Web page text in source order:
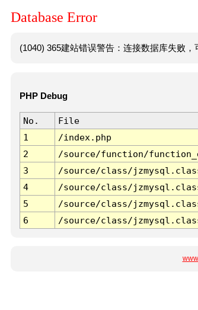
Database Error
(1040) 365建站错误警告：连接数据库失败
PHP Debug
No. File
1
/index.php
2
/source/function/
3
/source/class/
4
/source/class/
5
/source/class/
6
/source/class/